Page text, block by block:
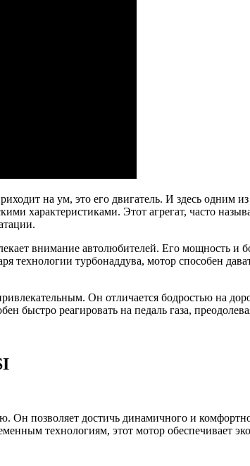
на ум, это его двигатель. И здесь одним
характеристиками. Этот агрегат, часто
внимание автолюбителей. Его мощность
технологии турбонаддува, мотор способен
Он отличается бодростью на
быстро реагировать на педаль газа,
Он позволяет достичь динамичного и
технологиям, этот мотор обеспечивает